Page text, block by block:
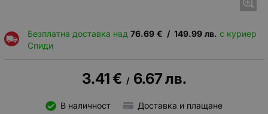
Безплатна доставка над 76.69 € / 149.99 лв. с куриер
Спиди
3.41€ / 6.67лв.
В наличност Доставка и плащане